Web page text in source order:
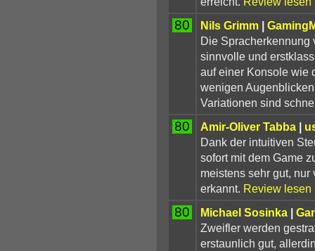
80 Nils Grimm|
Die Spracherkennung
sinnvolle und
auf einer Konsole wie
wenigen
Variationen sind
80 Amir-Oliver Tabba |
Dank der intuitiven
sofort mit dem Game
meistens sehr gut,
erkannt. Review lesen
80 Michael Sosinka |
Zweifler werden
erstaunlich gut,